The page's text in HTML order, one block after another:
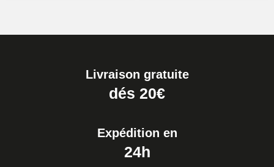
Livraison gratuite
dés 20€
Expédition en
24h